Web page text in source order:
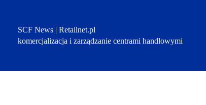
SCF News | Retailnet.pl
komercjalizacja i zarządzanie centrami handlowymi